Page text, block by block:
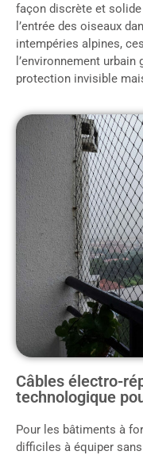
façon discrète et
l’entrée des oiseaux
intempéries alpines,
l’environnement
protection invisible
Câbles électro-
technologique
Pour les bâtiments à
difficiles à équiper